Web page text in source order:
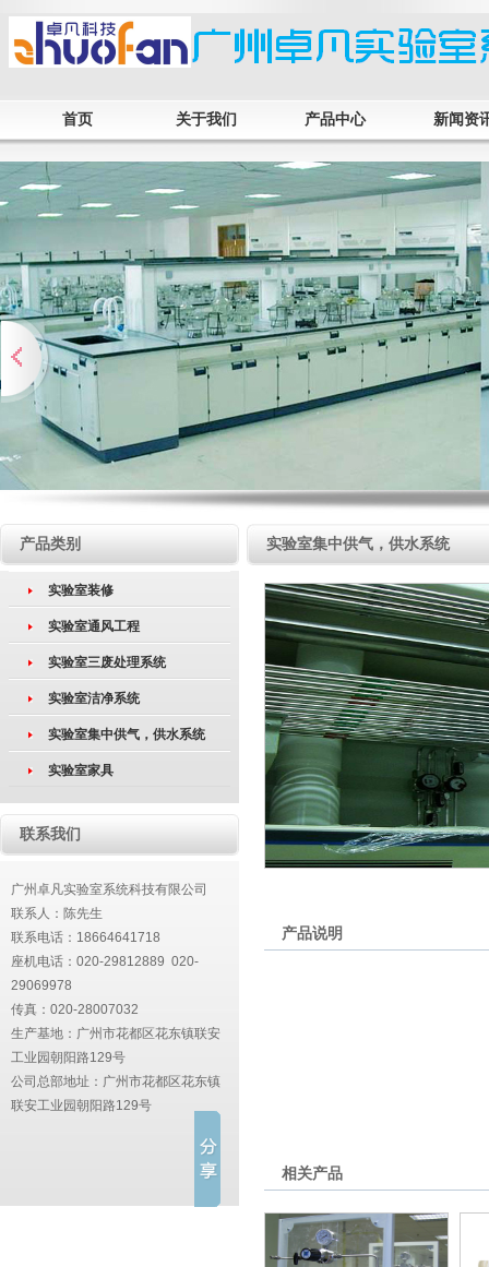
首页 关于我们 产品中心 新闻资
产品类别
实验室装修
实验室通风工程
实验室三废处理系统
实验室洁净系统
实验室集中供气，供水系统
实验室家具
联系我们
广州卓凡实验室系统科技有限公司
联系人：陈先生
联系电话：18664641718
座机电话：020-29812889 020-
29069978
传真：020-28007032
生产基地：广州市花都区花东镇联安
工业园朝阳路129号
公司总部地址： 广州市花都区花东镇
联安工业园朝阳路129号
实验室集中供气，供水系统
产品说明
相关产品